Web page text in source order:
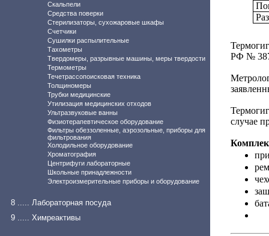
Скальпели
Средства поверки
Стерилизаторы, сухожаровые шкафы
Счетчики
Сушилки распылительные
Тахометры
Твердомеры, разрывные машины, меры твердости
Термометры
Течетрассопоисковая техника
Толщиномеры
Трубки медицинские
Утилизация медицинских отходов
Ультразвуковые ванны
Физиотерапевтическое оборудование
Фильтры обеззоленные, аэрозольные, приборы для
фильтрования
Холодильное оборудование
Хроматография
Центрифуги лабораторные
Школьные принадлежности
Электроизмерительные приборы и оборудование
8 ..... Лабораторная посуда
9 ..... Химреактивы
РФ №
случае